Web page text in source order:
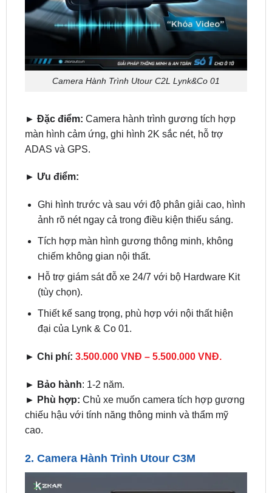
Camera Hành Trình Utour C2L Lynk&Co 01
► Đặc điểm:Camera hành trình gương tích hợp
ADAS và GPS.
► Ưu điểm:
Ghi hình trước và sau với độ phân giải cao, hình
Tích hợp màn hình gương thông minh, không
chiếm không gian nội thất.
Hỗ trợ giám sát đỗ xe 24/7 với bộ Hardware Kit
(tùy chọn).
Thiết kế sang trọng, phù hợp với nội thất hiện
đại của Lynk & Co 01.
► Chi phí: 3.500.000 VNĐ – 5.500.000 VNĐ.
► Bảo hành : 1-2 năm.
chiếu hậu với tính năng thông minh và thẩm mỹ
cao.
2.Camera Hành Trình Utour C3M